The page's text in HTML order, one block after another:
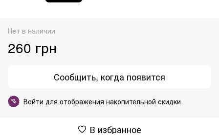
Нет в наличии
260 грн
Сообщить, когда появится
% Войти для отображения накопительной скидки
В избранное